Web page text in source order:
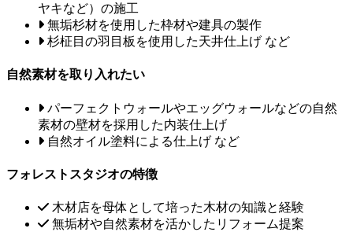
ヤキなど）の施工
無垢杉材を使用した枠材や建具の製作
杉柾目の羽目板を使用した天井仕上げ など
自然素材を取り入れたい
パーフェクトウォールやエッグウォールなどの自然
素材の壁材を採用した内装仕上げ
自然オイル塗料による仕上げ など
フォレストスタジオの特徴
木材店を母体として培った木材の知識と経験
無垢材や自然素材を活かしたリフォーム提案